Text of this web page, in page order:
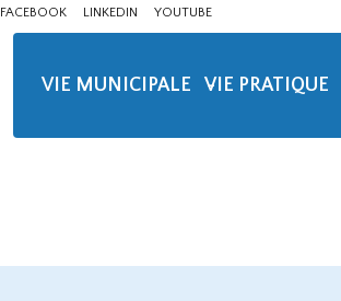
FACEBOOK LINKEDIN YOUTUBE
VIE MUNICIPALE VIE PRATIQUE